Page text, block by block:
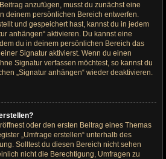
anzufügen, musst du zunächst eine
deinem persönlichen Bereich entwerfen.
und gespeichert hast, kannst du in jedem
anhängen“ aktivieren. Du kannst eine
du in deinem persönlichen Bereich das
Signatur aktivierst. Wenn du einen
Signatur verfassen möchtest, so kannst du
„Signatur anhängen“ wieder deaktivieren.
oder den ersten Beitrag eines Themas
„Umfrage erstellen“ unterhalb des
Solltest du diesen Bereich nicht sehen
nicht die Berechtigung, Umfragen zu